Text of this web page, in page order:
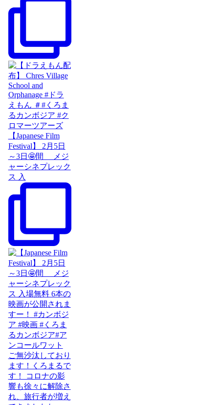
【Japanese Film
Festival】 2月5日
～3日🤩間 メジ
ャーシネプレック
ス 入
ご無沙汰しており
ます！くろまるで
す！ コロナの影
響も徐々に解除さ
れ、旅行者が増え